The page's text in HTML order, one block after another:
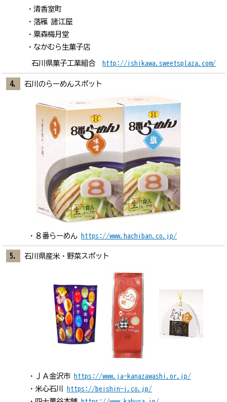
清香室町
落雁 諸江屋
粟森梅月堂
なかむら生菓子店
石川県菓子工業組合 http://ishikawa.sweetsplaza.com/
石川のらーめんスポット
８番らーめん https://www.hachiban.co.jp/
石川県産米・野菜スポット
ＪＡ金沢市
https://www.ja-kanazawashi.or.jp/
米心石川
https://beishin-i.co.jp/